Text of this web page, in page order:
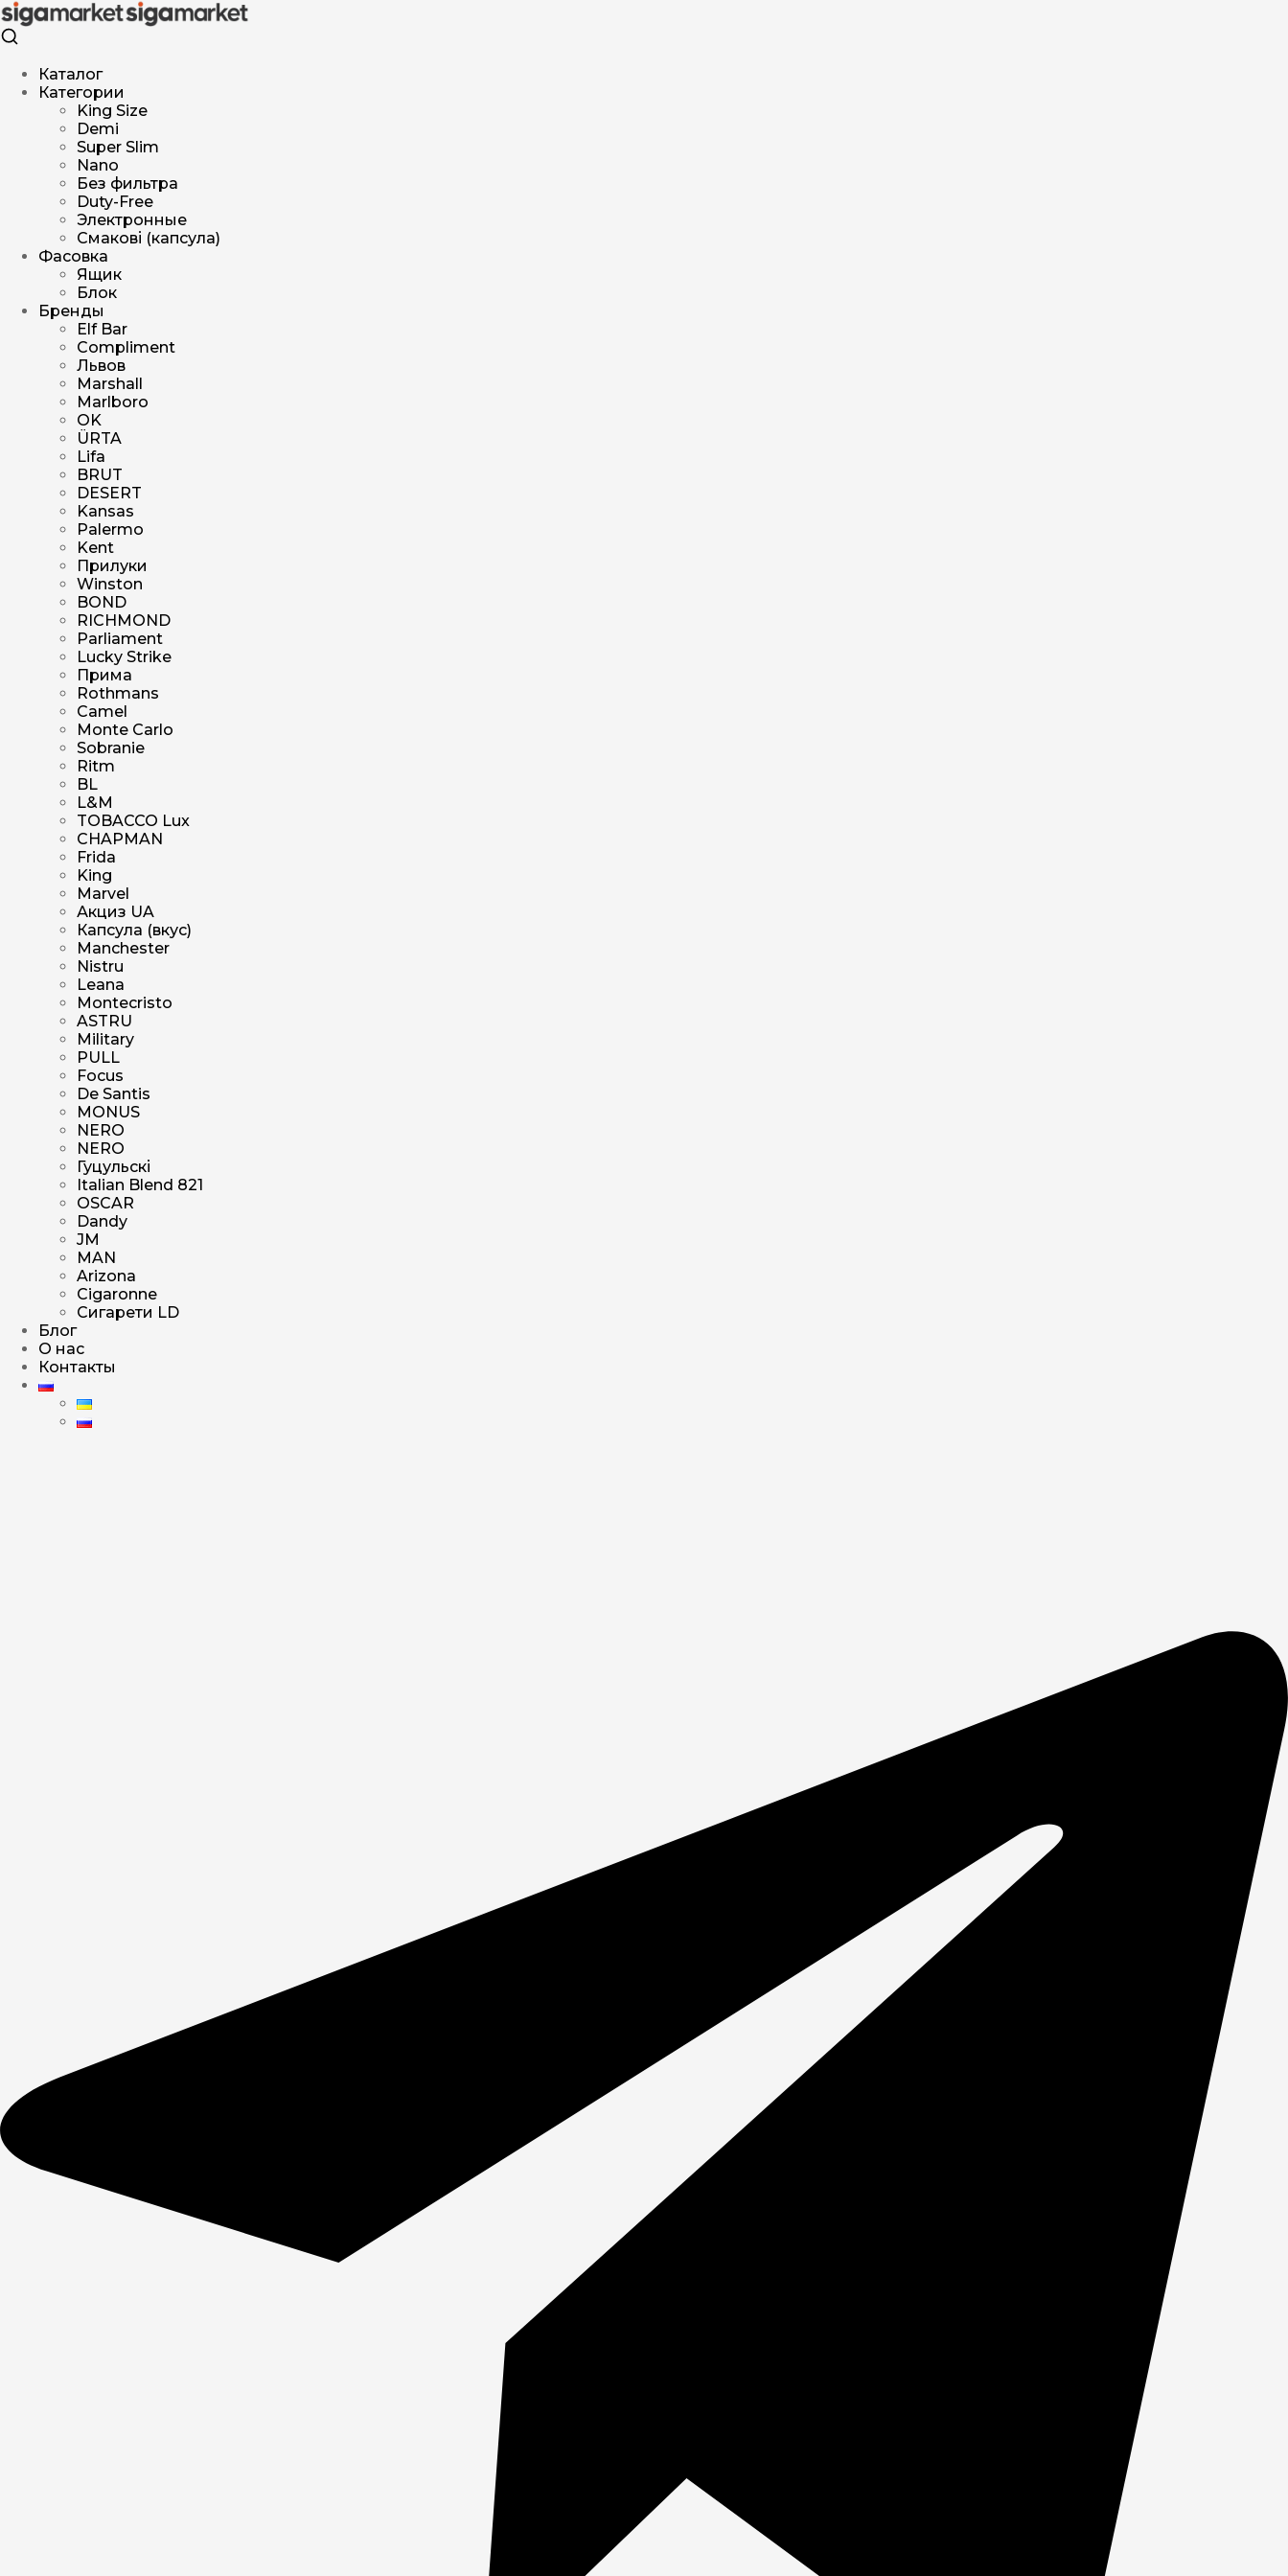
Каталог
Категории
King Size
Demi
Super Slim
Nano
Без фильтра
Duty-Free
Электронные
Смакові (капсула)
Фасовка
Ящик
Блок
Бренды
Elf Bar
Compliment
Львов
Marshall
Marlboro
OK
ÜRTA
Lifa
BRUT
DESERT
Kansas
Palermo
Kent
Прилуки
Winston
BOND
RICHMOND
Parliament
Lucky Strike
Прима
Rothmans
Camel
Monte Carlo
Sobranie
Ritm
BL
L&M
TOBACCO Lux
CHAPMAN
Frida
King
Marvel
Акциз UA
Капсула (вкус)
Manchester
Nistru
Leana
Montecristo
ASTRU
Military
PULL
Focus
De Santis
MONUS
NERO
NERO
Гуцульскі
Italian Blend 821
OSCAR
Dandy
JM
MAN
Arizona
Cigaronne
Сигарети LD
Блог
О нас
Контакты